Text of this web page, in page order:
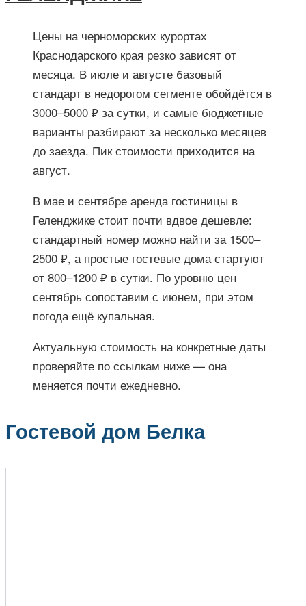
Цены на черноморских курортах
Краснодарского края резко зависят от
месяца. В июле и августе базовый
стандарт в недорогом сегменте обойдётся в
3000–5000 ₽ за сутки, и самые бюджетные
варианты разбирают за несколько месяцев
до заезда. Пик стоимости приходится на
август.
В мае и сентябре аренда гостиницы в
Геленджике стоит почти вдвое дешевле:
стандартный номер можно найти за 1500–
2500 ₽, а простые гостевые дома стартуют
от 800–1200 ₽ в сутки. По уровню цен
сентябрь сопоставим с июнем, при этом
погода ещё купальная.
Актуальную стоимость на конкретные даты
проверяйте по ссылкам ниже — она
меняется почти ежедневно.
Гостевой дом Белка